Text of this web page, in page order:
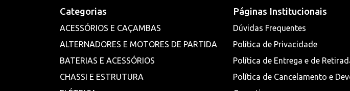
Categorias
ACESSÓRIOS E CAÇAMBAS
ALTERNADORES E MOTORES DE PARTIDA
BATERIAS E ACESSÓRIOS
CHASSI E ESTRUTURA
Páginas Institucionais
Dúvidas Frequentes
Política de Privacidade
Política de Entrega e de
Política de Cancelamento e